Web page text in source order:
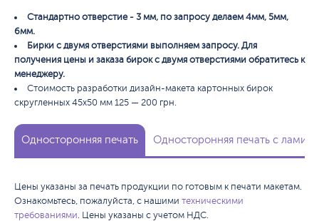
Стандартно отверстие - 3 мм, по запросу делаем 4мм, 5мм,
6мм.
Бирки с двумя отверстиями выполняем запросу. Для
получения цены и заказа бирок с двумя отверстиями обратитесь к
менеджеру.
Стоимость разработки дизайн-макета картонных бирок
скругленных 45х50 мм 125 — 200 грн.
Односторонняя печать Односторонняя печать с
Цены указаны за печать продукции по готовым к печати макетам.
Ознакомьтесь, пожалуйста, с нашими техническими
требованиями. Цены указаны с учетом НДС.